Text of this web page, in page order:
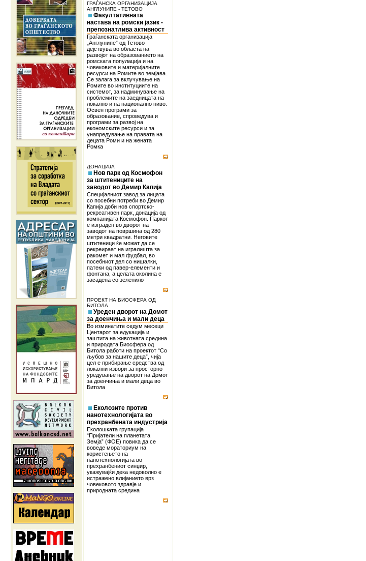
ГРАЃАНСКА ОРГАНИЗАЦИЈА
АНГЛУНИПЕ - ТЕТОВО
Факултативната
настава на ромски јазик -
препознатлива активност
Граѓанската организација
„Англунипе” од Тетово
дејствува во областа на
развојот на образованието на
ромската популација и на
човековите и материјалните
ресурси на Ромите во земјава.
Се залага за вклучување на
Ромите во институциите на
системот, за надминување на
проблемите на заедницата на
локално и на национално ниво.
Освен програми за
образование, спроведува и
програми за развој на
економските ресурси и за
унапредување на правата на
децата Роми и на жената
Ромка
ДОНАЦИЈА
Нов парк од Космофон
за штитениците на
заводот во Демир Капија
Специјалниот завод за лицата
со посебни потреби во Демир
Капија доби нов спортско-
рекреативен парк, донација од
компанијата Космофон. Паркот
е изграден во дворот на
заводот на површина од 280
метри квадратни. Неговите
штитеници ќе можат да се
рекреираат на игралишта за
ракомет и мал фудбал, во
посебниот дел со нишалки,
патеки од павер-елементи и
фонтана, а целата околина е
засадена со зеленило
ПРОЕКТ НА БИОСФЕРА ОД
БИТОЛА
Уреден дворот на Домот
за доенчиња и мали деца
Во изминатите седум месеци
Центарот за едукација и
заштита на животната средина
и природата Биосфера од
Битола работи на проектот “Со
љубов за нашите деца”, чија
цел е прибирање средства од
локални извори за просторно
уредување на дворот на Домот
за доенчиња и мали деца во
Битола
Еколозите против
нанотехнологијата во
прехранбената индустрија
Еколошката групација
“Пријатели на планетата
Земја” (ФОЕ) повика да се
воведе мораториум на
користењето на
нанотехнологијата во
прехранбениот синџир,
укажувајќи дека недоволно е
истражено влијанието врз
човековото здравје и
природната средина